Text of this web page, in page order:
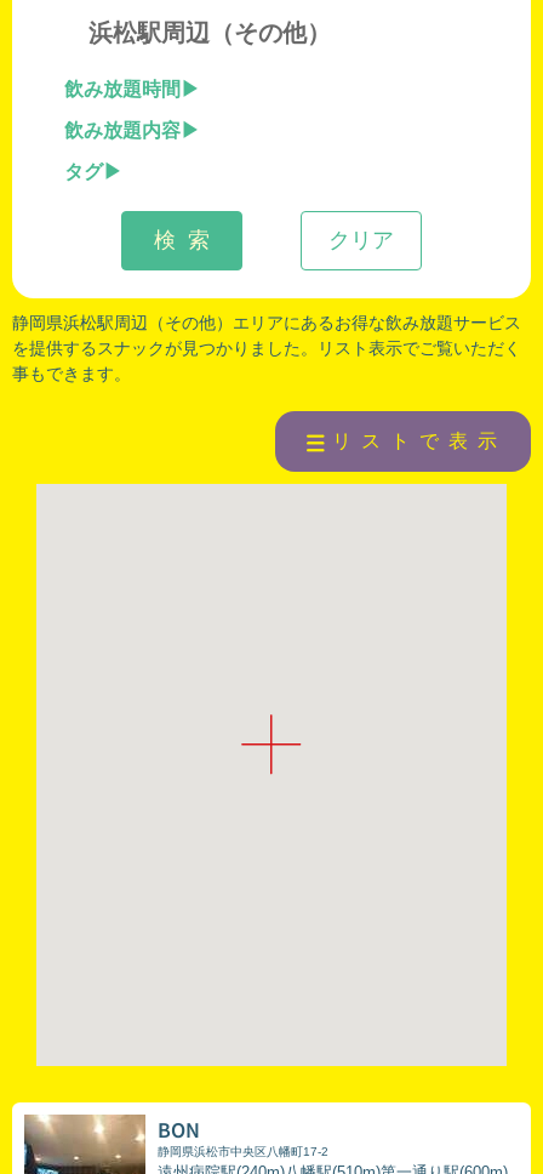
浜松駅周辺（その他）
飲み放題時間
飲み放題内容
タグ
クリア
検 索
静岡県浜松駅周辺（その他）エリアにあるお得な飲み放題サービス
を提供するスナックが見つかりました。リスト表示でご覧いただく
事もできます。
リストで表示
BON
静岡県浜松市中央区八幡町17-2